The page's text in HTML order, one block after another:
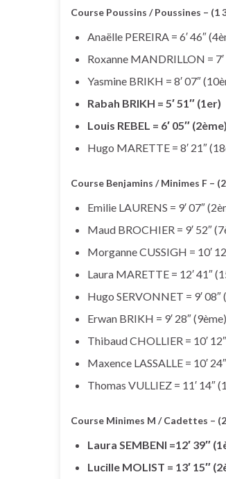
Course Poussins / Poussines – (1
Anaëlle PEREIRA = 6′ 46″
Roxanne MANDRILLON = 7′
Yasmine BRIKH = 8′ 07″
Rabah BRIKH = 5′ 51″ (1er)
Louis REBEL = 6′ 05″ (2ème)
Hugo MARETTE = 8′ 21″
Course Benjamins / Minimes F –
Emilie LAURENS = 9′ 07″
Maud BROCHIER = 9′ 52″
Morganne CUSSIGH = 10′
Laura MARETTE = 12′ 41″
Hugo SERVONNET = 9′ 08″
Erwan BRIKH = 9′ 28″ (9ème)
Thibaud CHOLLIER = 10′
Maxence LASSALLE = 10′
Thomas VULLIEZ = 11′ 14″
Course Minimes M / Cadettes –
Laura SEMBENI =12′ 39″
Lucille MOLIST = 13′ 15″